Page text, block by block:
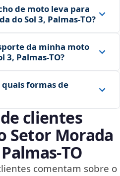
de moto leva para
do Sol 3, Palmas‑TO?
da minha moto
3, Palmas‑TO?
formas de
clientes
Setor Morada
comentam sobre o